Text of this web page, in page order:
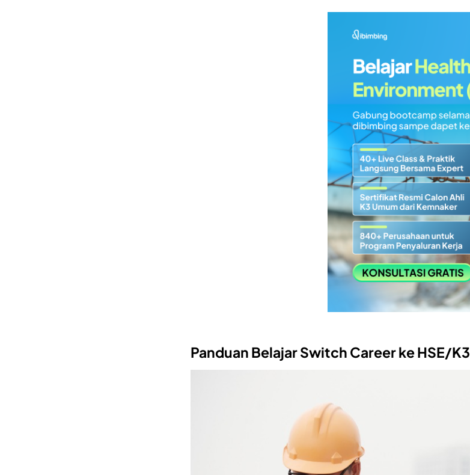
Panduan Belajar Switch Career ke HSE/K3